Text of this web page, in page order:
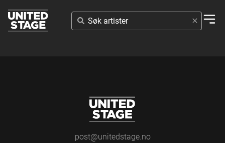
SØK
ARTISTER
post@unitedstage.no